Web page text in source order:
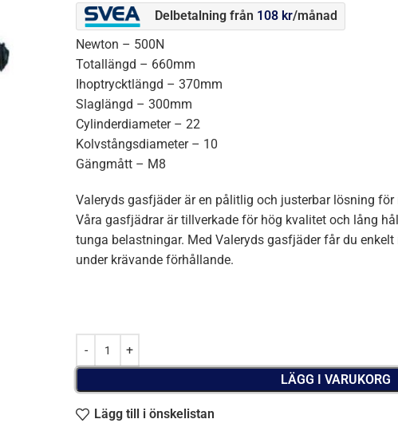
Delbetalning från 108 kr/månad
Newton – 500N
Totallängd – 660mm
Ihoptrycktlängd – 370mm
Slaglängd – 300mm
Cylinderdiameter – 22
Kolvstångsdiameter – 10
Gängmått – M8
Valeryds gasfjäder är en pålitlig och justerbar lösning
Våra gasfjädrar är tillverkade för hög kvalitet och lång
tunga belastningar. Med Valeryds gasfjäder får du
under krävande förhållande.
LÄGG I VARUKORG
Lägg till i önskelistan